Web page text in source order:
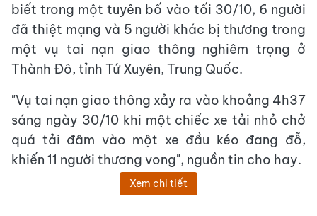
biết trong một tuyên bố vào tối 30/10, 6 người
đã thiệt mạng và 5 người khác bị thương trong
một vụ tai nạn giao thông nghiêm trọng ở
Thành Đô, tỉnh Tứ Xuyên, Trung Quốc.
"Vụ tai nạn giao thông xảy ra vào khoảng 4h37
sáng ngày 30/10 khi một chiếc xe tải nhỏ chở
quá tải đâm vào một xe đầu kéo đang đỗ,
khiến 11 người thương vong", nguồn tin cho hay.
Xem chi tiết